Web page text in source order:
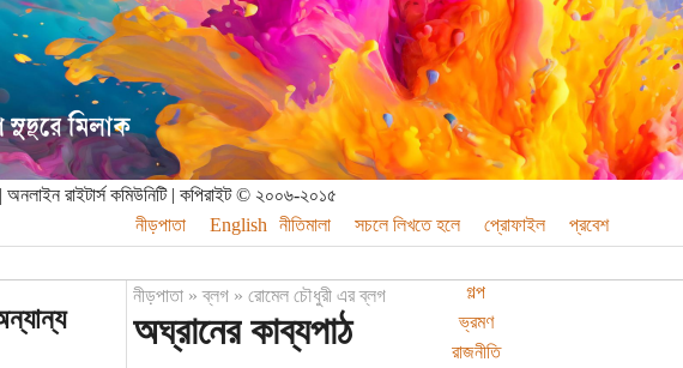
রাইটার্স কমিউনিটি | কপিরাইট © ২০০৬-২০১৫
নীড়পাতা
English নীতিমালা সচলে লিখতে হলে প্রোফাইল প্রবেশ
গল্প
ভ্রমণ
রাজনীতি
নীড়পাতা»ব্লগ» রোমেল চৌধুরী এর ব্লগ
অঘ্রানের কাব্যপাঠ